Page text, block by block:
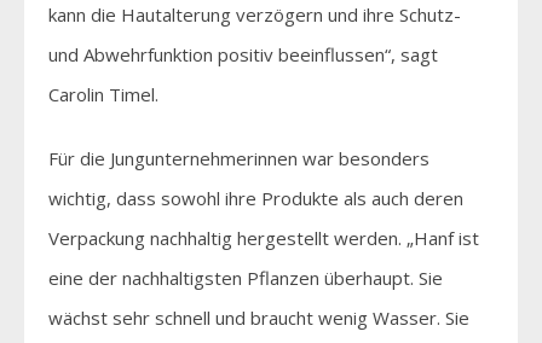
kann die Hautalterung verzögern und ihre Schutz-
und Abwehrfunktion positiv beeinflussen“, sagt
Carolin Timel.
Für die Jungunternehmerinnen war besonders
wichtig, dass sowohl ihre Produkte als auch deren
Verpackung nachhaltig hergestellt werden. „Hanf ist
eine der nachhaltigsten Pflanzen überhaupt. Sie
wächst sehr schnell und braucht wenig Wasser. Sie